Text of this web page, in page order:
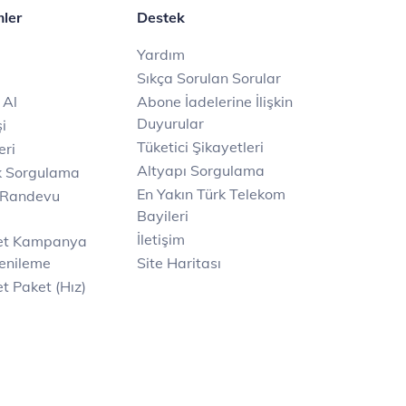
Sorgulama
Kampanya
Paket (Hız)
Destek
Yardım
Sıkça Sorulan Sorular
Abone İadelerine İlişkin
Duyurular
Tüketici Şikayetleri
Altyapı Sorgulama
En Yakın Türk Telekom
Bayileri
İletişim
Site Haritası